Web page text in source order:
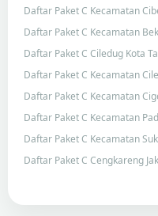
Daftar Paket C Kecamatan
Daftar Paket C Kecamatan
Daftar Paket C Ciledug Kota
Daftar Paket C Kecamatan
Daftar Paket C Kecamatan
Daftar Paket C Kecamatan
Daftar Paket C Kecamatan
Daftar Paket C Cengkareng